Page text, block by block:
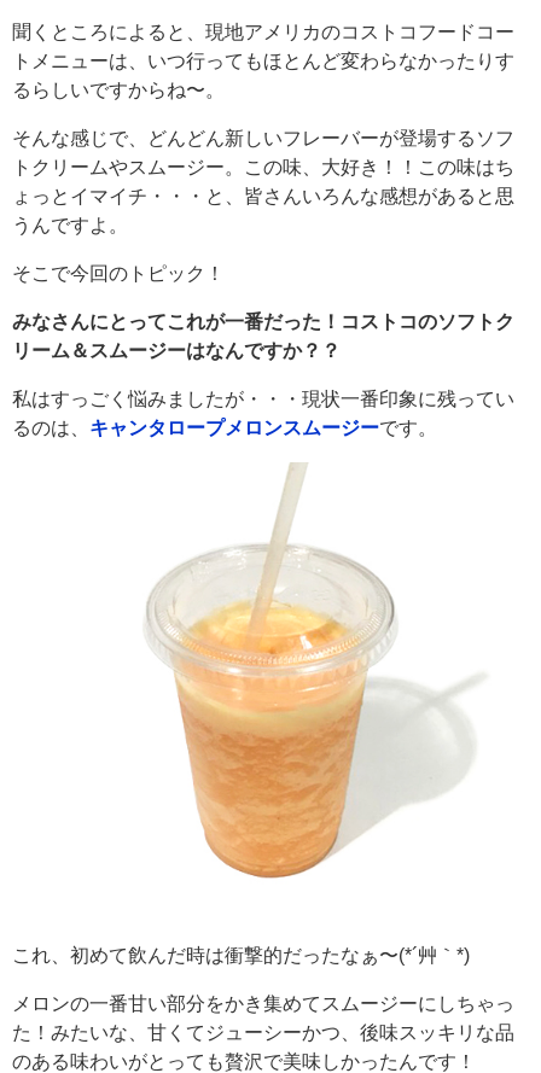
聞くところによると、現地アメリカのコストコフードコー
トメニューは、いつ行ってもほとんど変わらなかったりす
るらしいですからね〜。
そんな感じで、どんどん新しいフレーバーが登場するソフ
トクリームやスムージー。この味、大好き！！この味はち
ょっとイマイチ・・・と、皆さんいろんな感想があると思
うんですよ。
そこで今回のトピック！
みなさんにとってこれが一番だった！コストコのソフトク
リーム＆スムージーはなんですか？？
私はすっごく悩みましたが・・・現状一番印象に残ってい
るのは、 キャンタロープメロンスムージーです。
これ、初めて飲んだ時は衝撃的だったなぁ〜(*´艸｀*)
メロンの一番甘い部分をかき集めてスムージーにしちゃっ
た！みたいな、甘くてジューシーかつ、後味スッキリな品
のある味わいがとっても贅沢で美味しかったんです！